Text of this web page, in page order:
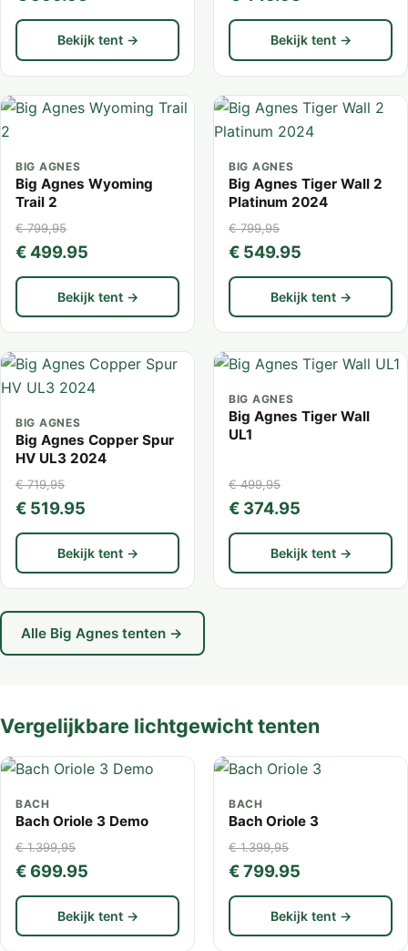
Bekijk tent → Bekijk tent →
BIG AGNES
Big Agnes Wyoming
Trail 2
€ 799,95
€ 499.95
Bekijk tent →
BIG AGNES
Big Agnes Tiger Wall 2
Platinum 2024
€ 799,95
€ 549.95
Bekijk tent →
BIG AGNES
Big Agnes Copper Spur
HV UL3 2024
€ 719,95
€ 519.95
Bekijk tent →
BIG AGNES
Big Agnes Tiger Wall
UL1
€ 499,95
€ 374.95
Bekijk tent →
Alle Big Agnes tenten →
Vergelijkbare lichtgewicht tenten
BACH
Bach Oriole 3 Demo
€ 1.399,95
€ 699.95
Bekijk tent →
BACH
Bach Oriole 3
€ 1.399,95
€ 799.95
Bekijk tent →